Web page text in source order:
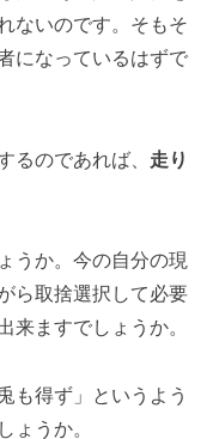
ないのです。そもそ
になっているはずで
るのであれば、 走り
うか。今の自分の現
ら取捨選択して必要
来ますでしょうか。
も得ず」というよう
ょうか。